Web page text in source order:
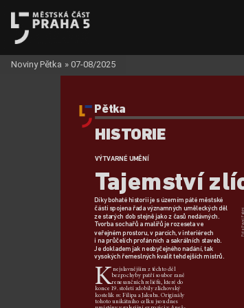
HISTORIE
Pětka
VÝTVARNÉ UMĚNÍ
Tajemství
Knejslavnějším ztěchto děl
bezpochyby patří soubor raně
renesančních reliéfů, které do
konce 19. století zdobily zlíchovský
kostelík sv. Filipa aJakuba. Originály
tohoto unikátního celku jsou dnes
Fota: P
avel Fabini
Díky bohaté historii je súzemím páté městské
části spojena řada významných uměleckých děl
ze starých dob stejně jakozčasů nedávných.
Tvorba sochařů amalířů je rozeseta ve
veřejném prostoru, vparcích, vinteriérech
ina průčelích profánních asakrálních staveb.
Je dokladem jak neobyčejného nadání, tak
vysokých řemeslných kvalit tehdejších mistrů.
Noviny Pětka » 07-08/2025